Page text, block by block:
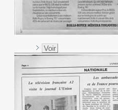
Voir